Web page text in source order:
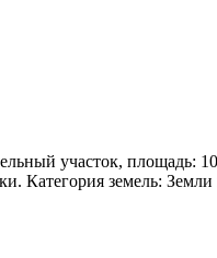
участок,
земель: